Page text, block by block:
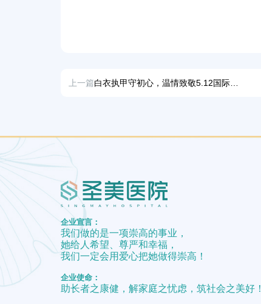
上一篇 白衣执甲守初心，温情致敬5.12国际护士节
企业宣言：
我们做的是一项崇高的事业，
她给人希望、尊严和幸福，
我们一定会用爱心把她做得崇高！
企业使命：
助长者之康健，解家庭之忧虑，筑社会之美好！